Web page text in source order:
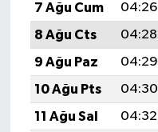
7 Ağu Cum
04:26
8 Ağu Cts
04:28
9 Ağu Paz
04:29
10 Ağu Pts
04:30
11 Ağu Sal
04:32